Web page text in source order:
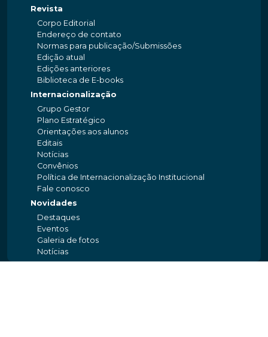
Revista
Corpo Editorial
Endereço de contato
Normas para publicação/Submissões
Edição atual
Edições anteriores
Biblioteca de E-books
Internacionalização
Grupo Gestor
Plano Estratégico
Orientações aos alunos
Editais
Notícias
Convênios
Política de Internacionalização Institucional
Fale conosco
Novidades
Destaques
Eventos
Galeria de fotos
Notícias